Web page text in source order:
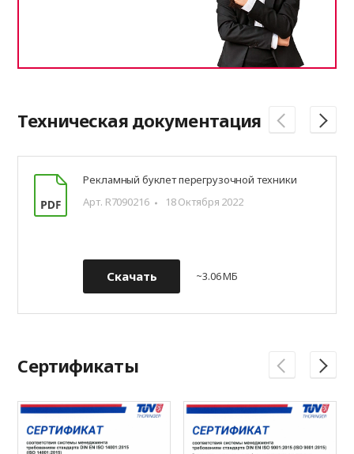
Техническая документация
Рекламный буклет перегрузочной техники
Арт. R7090216
18 Октября 2022
Скачать ~3.06 МБ
Сертификаты